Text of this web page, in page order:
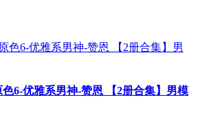
6-优雅系男神-赞恩 【2册合集】男模